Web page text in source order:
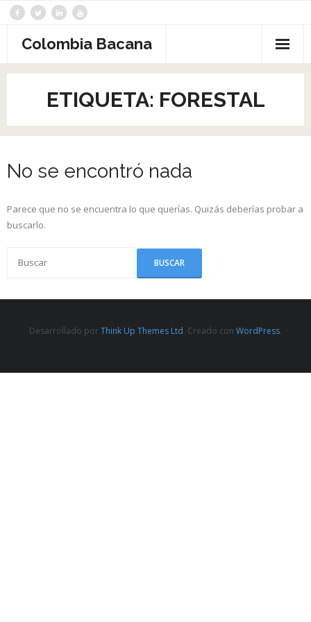
Saltar
contenidoColombia Bacana
ETIQUETA: FORESTAL
No se encontró nada
Parece que no se encuentra lo que querías. Quizás deberías probar a
buscarlo.
Desarrollado porThink Up Themes Ltd. Creado con WordPress.